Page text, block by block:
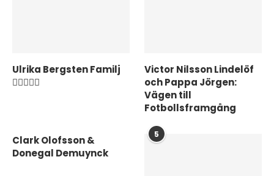
Ulrika Bergsten Familj
❤️‍👨‍👩‍👦‍👦
Victor Nilsson Lindelöf
och Pappa Jörgen:
Vägen till
Fotbollsframgång
Clark Olofsson &
Donegal Demuynck
5